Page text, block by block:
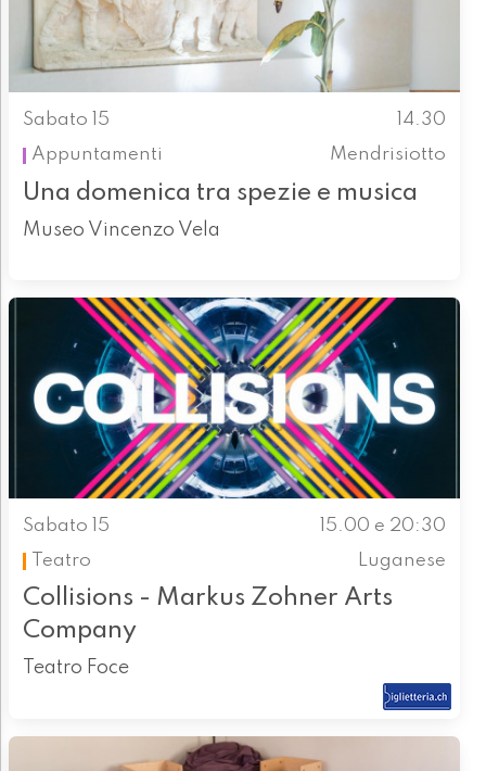
Sabato 15
14.30
Appuntamenti
Mendrisiotto
Una domenica tra spezie e musica
Museo Vincenzo Vela
Sabato 15
15.00 e 20:30
Teatro
Luganese
Collisions - Markus Zohner Arts
Company
Teatro Foce